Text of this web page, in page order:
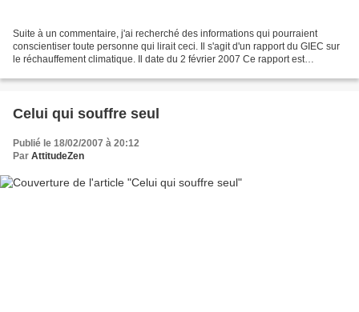
Suite à un commentaire, j'ai recherché des informations qui pourraient
conscientiser toute personne qui lirait ceci. Il s'agit d'un rapport du GIEC sur
le réchauffement climatique. Il date du 2 février 2007 Ce rapport est
Celui qui souffre seul
Publié le 18/02/2007 à 20:12
Par AttitudeZen